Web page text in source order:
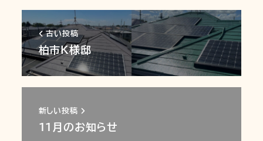
古い投稿
柏市K様邸
新しい投稿
11月のお知らせ